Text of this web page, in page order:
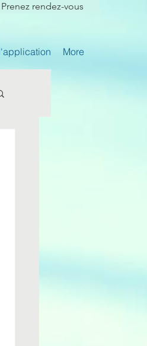
Prenez rendez-vous
More